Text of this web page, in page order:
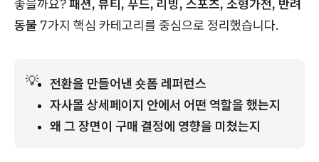
좋을까요?패션, 뷰티, 푸드, 리빙, 스포츠, 소형가전, 반려
동물 7가지 핵심 카테고리를 중심으로 정리했습니다.
💡
전환을 만들어낸 숏폼 레퍼런스
자사몰 상세페이지 안에서 어떤 역할을 했는지
왜 그 장면이 구매 결정에 영향을 미쳤는지